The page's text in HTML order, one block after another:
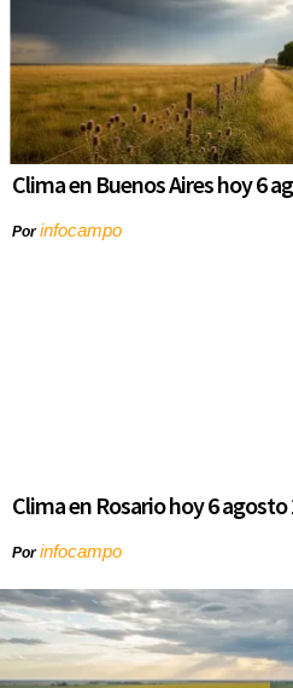
Clima en Buenos Aires hoy 6
Porinfocampo
Clima en Rosario hoy 6 agosto
Porinfocampo